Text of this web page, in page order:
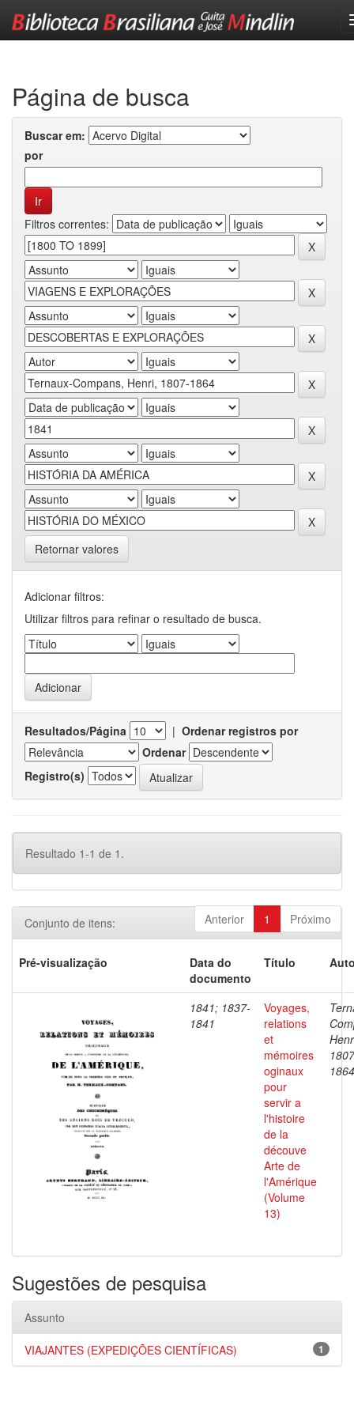
Página de busca
Buscar em:
por
Filtros correntes:
Retornar valores
Adicionar filtros:
Utilizar filtros para refinar o resultado de busca.
Resultados/Página | Ordenar registros por
Ordenar
Registro(s)
Resultado 1-1 de 1.
Anterior 1 Próximo
Conjunto de itens:
Pré-visualização
Data do
documento
Título
1841; 1837-
1841
Voyages,
relations
et
mémoires
oginaux
pour
servir a
l'histoire
de la
découve
Arte de
l'Amérique
(Volume
13)
1864
Sugestões de pesquisa
Assunto
1
VIAJANTES (EXPEDIÇÕES CIENTÍFICAS)